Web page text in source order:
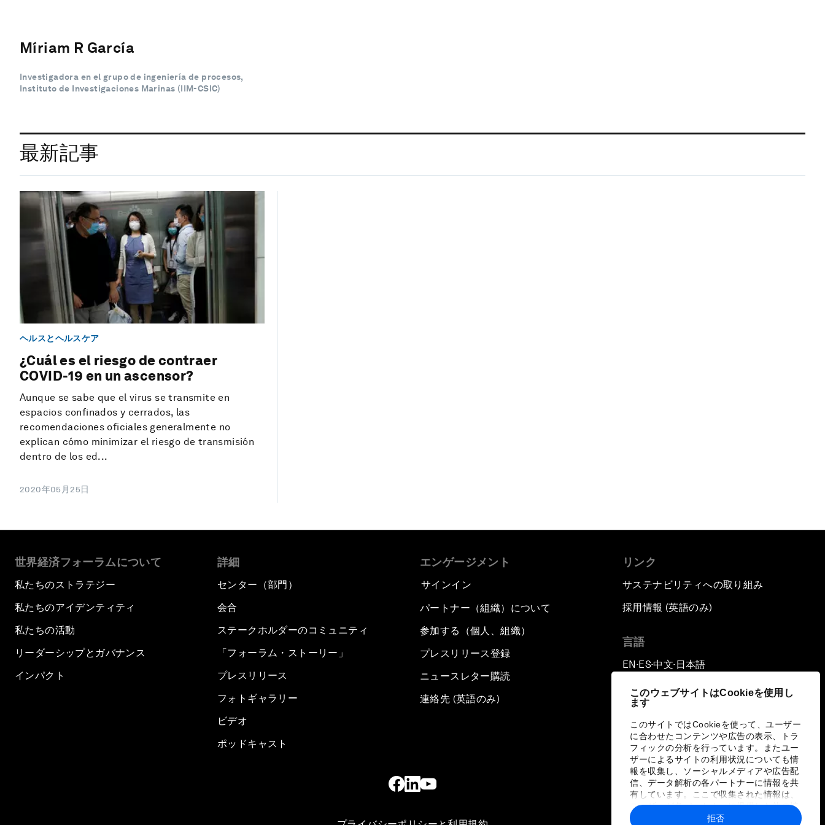
このウェブサイトはCookieを使用し
ます
このサイトではCookieを使って、ユーザー
に合わせたコンテンツや広告の表示、トラ
フィックの分析を行っています。またユー
ザーによるサイトの利用状況についても情
報を収集し、ソーシャルメディアや広告配
信、データ解析の各パートナーに情報を共
有しています。ここで収集された情報は、
ユーザーが各パートナーに提供した他の情
報や各パートナーのサービスを使用した際
拒否
Míriam R García
Investigadora en el grupo de ingeniería de procesos,
Instituto de Investigaciones Marinas (IIM-CSIC)
最新記事
ヘルスとヘルスケア
¿Cuál es el riesgo de contraer
COVID-19 en un ascensor?
Aunque se sabe que el virus se transmite en
espacios confinados y cerrados, las
recomendaciones oficiales generalmente no
explican cómo minimizar el riesgo de transmisión
dentro de los ed...
2020年05月25日
世界経済フォーラムについて
私たちのストラテジー
私たちのアイデンティティ
私たちの活動
リーダーシップとガバナンス
インパクト
詳細
センター（部門）
会合
ステークホルダーのコミュニティ
「フォーラム・ストーリー」
プレスリリース
フォトギャラリー
ビデオ
ポッドキャスト
エンゲージメント
サインイン
パートナー（組織）について
参加する（個人、組織）
プレスリリース登録
ニュースレター購読
連絡先 (英語のみ)
リンク
サステナビリティへの取り組み
採用情報 (英語のみ)
言語
EN ▪ ES▪中文▪ 日本語